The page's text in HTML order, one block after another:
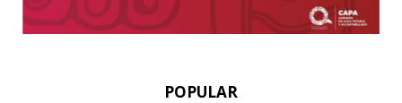
POPULAR